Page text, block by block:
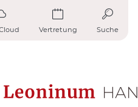
Vertretung Suche